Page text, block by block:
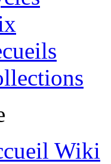
Wiki